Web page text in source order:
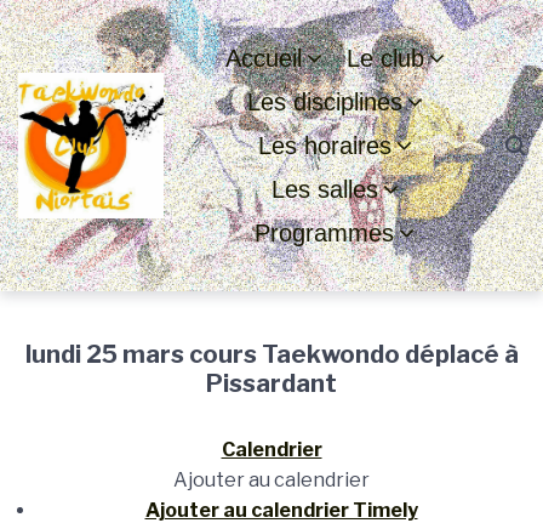
Passer
à
la
navigation
principale
Aller
au
contenu
Passer
au
pied
de
page
Accueil
Le club
Les disciplines
Les horaires
Les salles
Programmes
lundi 25 mars cours Taekwondo déplacé à
Pissardant
Calendrier
Ajouter au calendrier
Ajouter au calendrier Timely